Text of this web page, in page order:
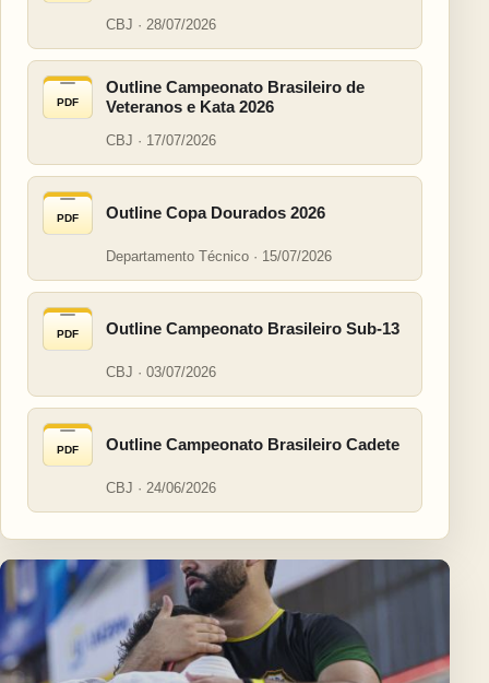
CBJ · 28/07/2026
PDF
Outline Campeonato Brasileiro de
Veteranos e Kata 2026
CBJ · 17/07/2026
PDF Outline Copa Dourados 2026
Departamento Técnico · 15/07/2026
PDF Outline Campeonato Brasileiro Sub-13
CBJ · 03/07/2026
PDF Outline Campeonato Brasileiro Cadete
CBJ · 24/06/2026